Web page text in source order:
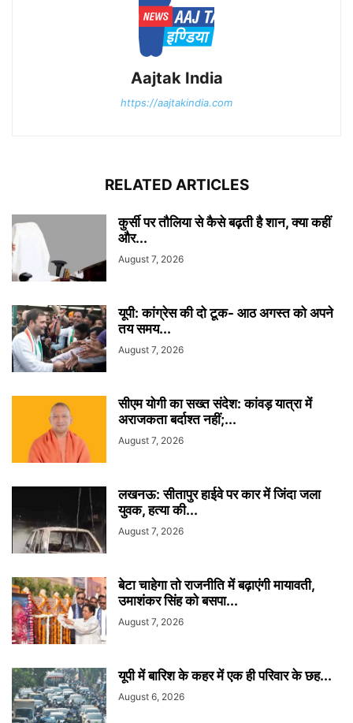
Aajtak India
https://aajtakindia.com
RELATED ARTICLES
कुर्सी पर तौलिया से कैसे बढ़ती है शान, क्या कहीं
और...
August 7, 2026
यूपी: कांग्रेस की दो टूक- आठ अगस्त को अपने
तय समय...
August 7, 2026
सीएम योगी का सख्त संदेश: कांवड़ यात्रा में
अराजकता बर्दाश्त नहीं;...
August 7, 2026
लखनऊ: सीतापुर हाईवे पर कार में जिंदा जला
युवक, हत्या की...
August 7, 2026
बेटा चाहेगा तो राजनीति में बढ़ाएंगी मायावती,
उमाशंकर सिंह को बसपा...
August 7, 2026
यूपी में बारिश के कहर में एक ही परिवार के छह...
August 6, 2026